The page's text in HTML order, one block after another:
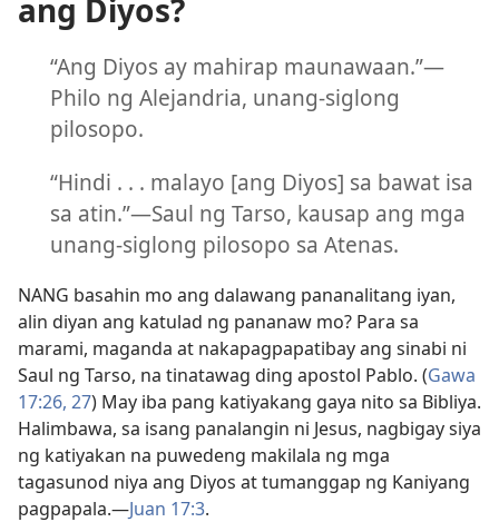
ang Diyos?
“Ang Diyos ay mahirap maunawaan.”—
Philo ng Alejandria, unang-siglong
pilosopo.
“Hindi . . . malayo [ang Diyos] sa bawat isa
sa atin.”—Saul ng Tarso, kausap ang mga
unang-siglong pilosopo sa Atenas.
NANG basahin mo ang dalawang pananalitang iyan,
alin diyan ang katulad ng pananaw mo? Para sa
marami, maganda at nakapagpapatibay ang sinabi ni
Saul ng Tarso, na tinatawag ding apostol Pablo. (Gawa
17:26, 27) May iba pang katiyakang gaya nito sa Bibliya.
Halimbawa, sa isang panalangin ni Jesus, nagbigay siya
ng katiyakan na puwedeng makilala ng mga
tagasunod niya ang Diyos at tumanggap ng Kaniyang
pagpapala.—Juan 17:3.